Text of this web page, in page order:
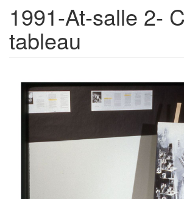
1991-At-salle 2-
tableau